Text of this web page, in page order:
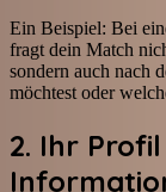
Ein Beispiel: Bei
fragt dein Match
sondern auch nach
möchtest oder
2. Ihr